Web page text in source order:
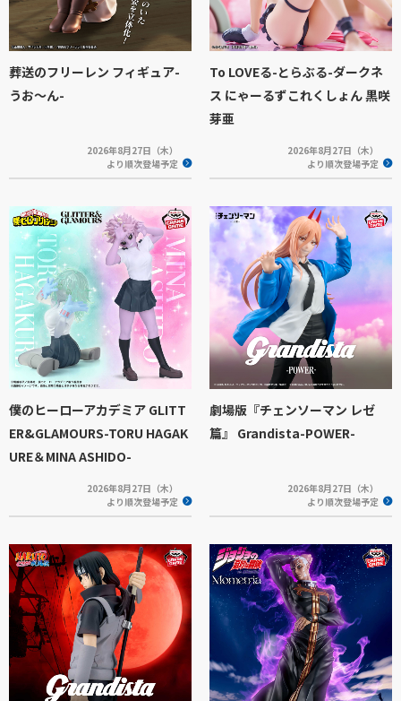
葬送のフリーレン フィギュア-
うお～ん-
2026年8月27日（木）
より順次登場予定
To LOVEる-とらぶる-ダークネ
ス にゃーるずこれくしょん 黒咲
芽亜
2026年8月27日（木）
より順次登場予定
僕のヒーローアカデミア GLITT
ER&GLAMOURS-TORU HAGAK
URE＆MINA ASHIDO-
2026年8月27日（木）
より順次登場予定
劇場版『チェンソーマン レゼ
篇』 Grandista-POWER-
2026年8月27日（木）
より順次登場予定